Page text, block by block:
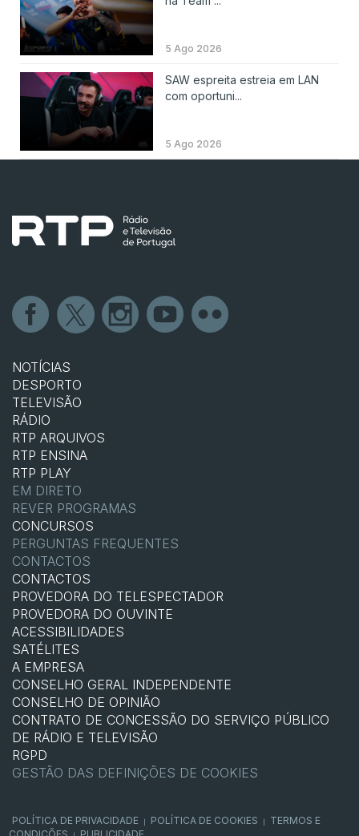
5 Ago 2026
SAW espreita estreia em LAN
com oportuni...
5 Ago 2026
NOTÍCIAS
DESPORTO
TELEVISÃO
RÁDIO
RTP ARQUIVOS
RTP ENSINA
RTP PLAY
EM DIRETO
REVER PROGRAMAS
CONCURSOS
PERGUNTAS FREQUENTES
CONTACTOS
CONTACTOS
PROVEDORA DO TELESPECTADOR
PROVEDORA DO OUVINTE
ACESSIBILIDADES
SATÉLITES
A EMPRESA
CONSELHO GERAL INDEPENDENTE
CONSELHO DE OPINIÃO
CONTRATO DE CONCESSÃO DO SERVIÇO PÚBLICO
DE RÁDIO E TELEVISÃO
RGPD
GESTÃO DAS DEFINIÇÕES DE COOKIES
POLÍTICA DE PRIVACIDADE POLÍTICA DE COOKIES
TERMOS E